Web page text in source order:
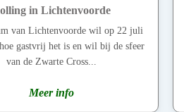
in Lichtenvoorde
van Lichtenvoorde wil op 22 juli
gastvrij het is en wil bij de sfeer
van de Zwarte Cross...
Meer info